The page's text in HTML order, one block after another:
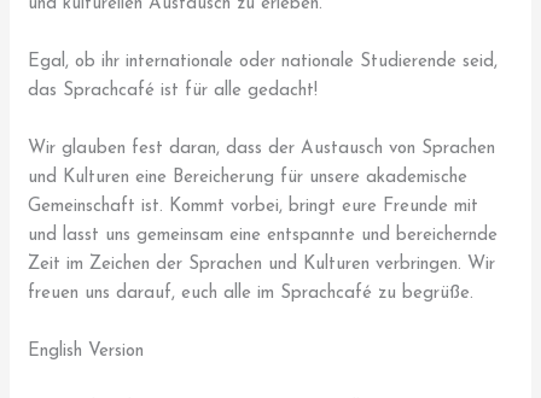
und kulturellen Austausch zu erleben.
Egal, ob ihr internationale oder nationale Studierende seid,
das Sprachcafé ist für alle gedacht!
Wir glauben fest daran, dass der Austausch von Sprachen
und Kulturen eine Bereicherung für unsere akademische
Gemeinschaft ist. Kommt vorbei, bringt eure Freunde mit
und lasst uns gemeinsam eine entspannte und bereichernde
Zeit im Zeichen der Sprachen und Kulturen verbringen. Wir
freuen uns darauf, euch alle im Sprachcafé zu begrüße.
English Version